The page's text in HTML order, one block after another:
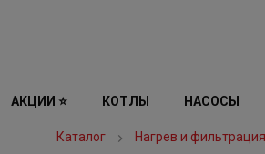
АКЦИИ ⭐ КОТЛЫ НАСОСЫ
Каталог Нагрев и